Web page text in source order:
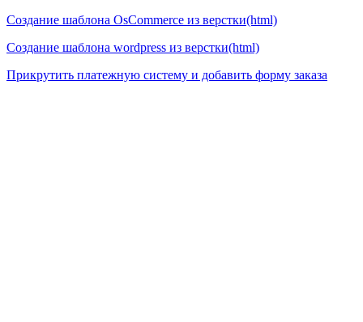
Создание шаблона OsCommerce из верстки(html)
Создание шаблона wordpress из верстки(html)
Прикрутить платежную систему и добавить форму заказа